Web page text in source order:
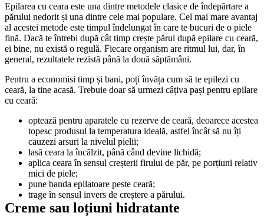
Epilarea cu ceara este una dintre metodele clasice de îndepărtare a
părului nedorit și una dintre cele mai populare. Cel mai mare avantaj
al acestei metode este timpul îndelungat în care te bucuri de o piele
fină. Dacă te întrebi după cât timp crește părul după epilare cu ceară,
ei bine, nu există o regulă. Fiecare organism are ritmul lui, dar, în
general, rezultatele rezistă până la două săptămâni.
Pentru a economisi timp și bani, poți învăța cum să te epilezi cu
ceară, la tine acasă. Trebuie doar să urmezi câțiva pași pentru epilare
cu ceară:
optează pentru aparatele cu rezerve de ceară, deoarece acestea
topesc produsul la temperatura ideală, astfel încât să nu îți
cauzezi arsuri la nivelul pielii;
lasă ceara la încălzit, până când devine lichidă;
aplica ceara în sensul creșterii firului de păr, pe porțiuni relativ
mici de piele;
pune banda epilatoare peste ceară;
trage în sensul invers de creștere a părului.
Creme sau loțiuni hidratante